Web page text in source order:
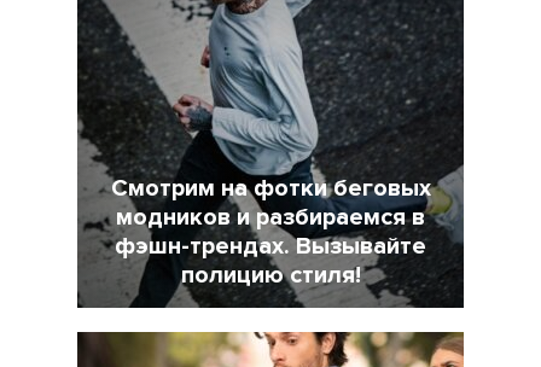
Смотрим на фотки беговых
модников и разбираемся в
фэшн-трендах. Вызывайте
полицию стиля!